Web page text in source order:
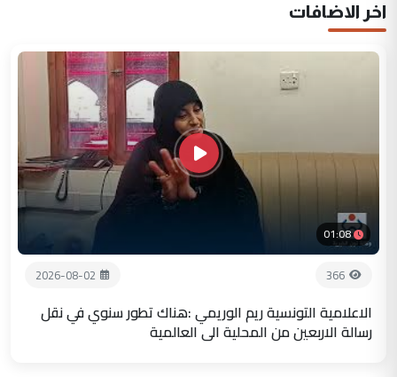
اخر الاضافات
01:08
366
2026-08-02
الاعلامية التونسية ريم الوريمي :هناك تطور سنوي في نقل
رسالة الاربعين من المحلية الى العالمية